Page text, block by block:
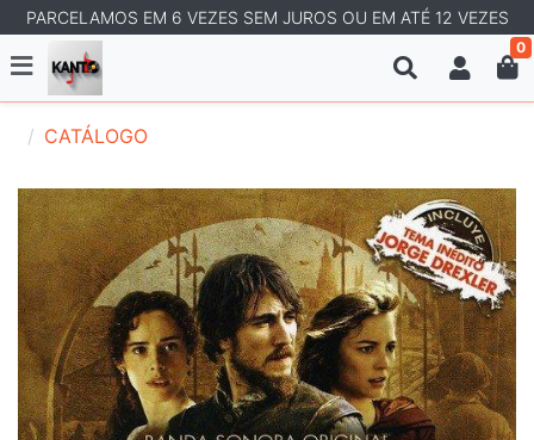
PARCELAMOS EM 6 VEZES SEM JUROS OU EM ATÉ 12 VEZES
0
CATÁLOGO